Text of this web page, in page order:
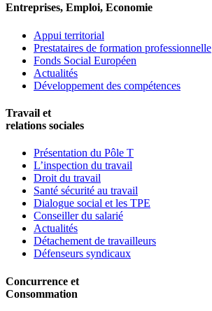
Entreprises, Emploi, Economie
Appui territorial
Prestataires de formation professionnelle
Fonds Social Européen
Actualités
Développement des compétences
Travail et
relations sociales
Présentation du Pôle T
L’inspection du travail
Droit du travail
Santé sécurité au travail
Dialogue social et les TPE
Conseiller du salarié
Actualités
Détachement de travailleurs
Défenseurs syndicaux
Concurrence et
Consommation